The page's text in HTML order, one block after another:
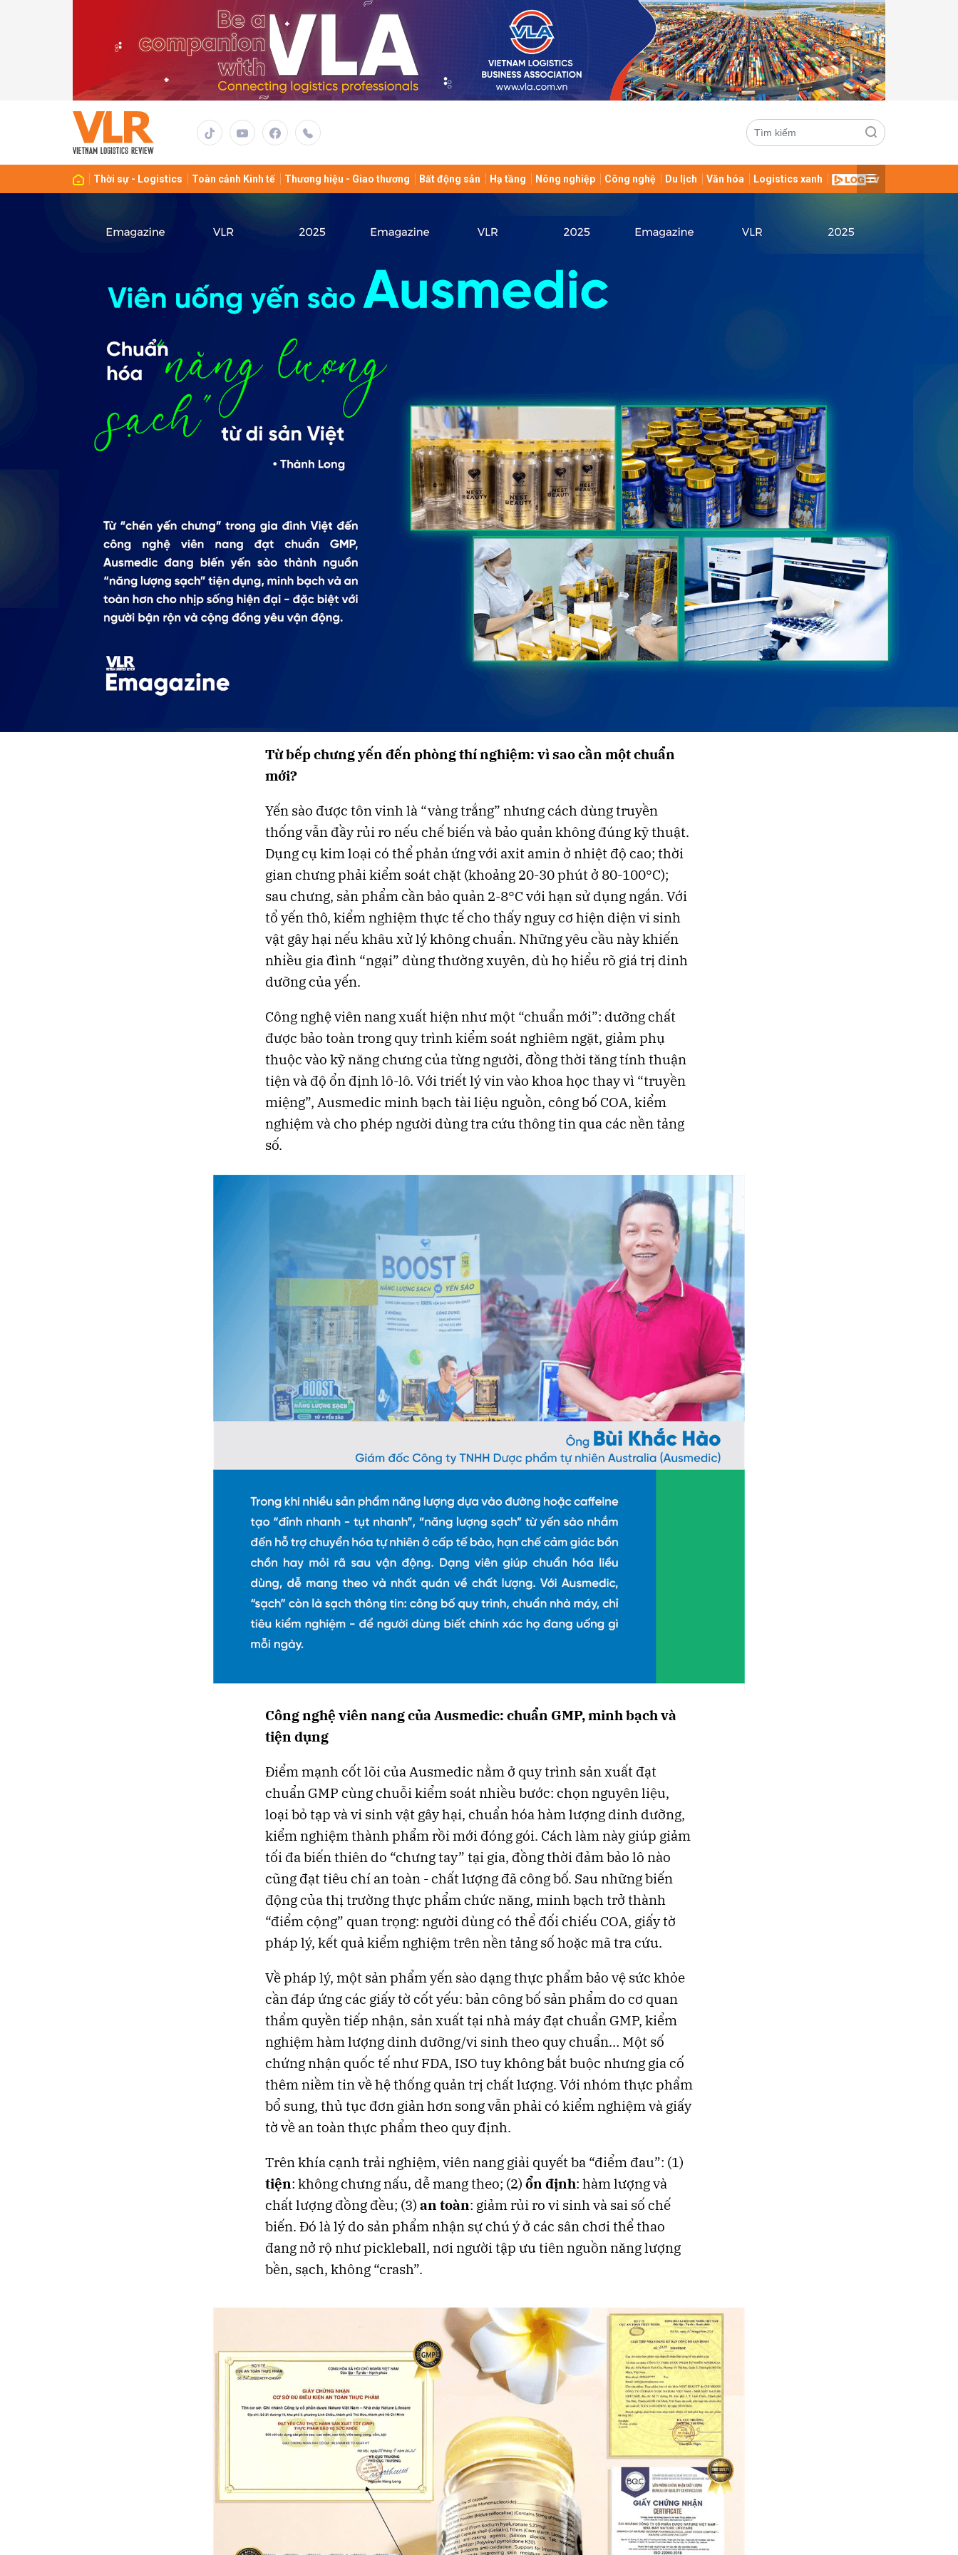
Thời sự - Logistics Toàn cảnh Kinh tế Thương hiệu - Giao thương Bất động sản Hạ tầng Nông nghiệp Công nghệ Du lịch Văn hóa Logistics xanh
Từ bếp chưng yến đến phòng thí nghiệm: vì sao cần một chuẩn
mới?
Yến sào được tôn vinh là “vàng trắng” nhưng cách dùng truyền
thống vẫn đầy rủi ro nếu chế biến và bảo quản không đúng kỹ thuật.
Dụng cụ kim loại có thể phản ứng với axit amin ở nhiệt độ cao; thời
gian chưng phải kiểm soát chặt (khoảng 20-30 phút ở 80-100°C);
sau chưng, sản phẩm cần bảo quản 2-8°C với hạn sử dụng ngắn. Với
tổ yến thô, kiểm nghiệm thực tế cho thấy nguy cơ hiện diện vi sinh
vật gây hại nếu khâu xử lý không chuẩn. Những yêu cầu này khiến
nhiều gia đình “ngại” dùng thường xuyên, dù họ hiểu rõ giá trị dinh
dưỡng của yến.
Công nghệ viên nang xuất hiện như một “chuẩn mới”: dưỡng chất
được bảo toàn trong quy trình kiểm soát nghiêm ngặt, giảm phụ
thuộc vào kỹ năng chưng của từng người, đồng thời tăng tính thuận
tiện và độ ổn định lô-lô. Với triết lý vin vào khoa học thay vì “truyền
miệng”, Ausmedic minh bạch tài liệu nguồn, công bố COA, kiểm
nghiệm và cho phép người dùng tra cứu thông tin qua các nền tảng
số.
Công nghệ viên nang của Ausmedic: chuẩn GMP, minh bạch và
tiện dụng
Điểm mạnh cốt lõi của Ausmedic nằm ở quy trình sản xuất đạt
chuẩn GMP cùng chuỗi kiểm soát nhiều bước: chọn nguyên liệu,
loại bỏ tạp và vi sinh vật gây hại, chuẩn hóa hàm lượng dinh dưỡng,
kiểm nghiệm thành phẩm rồi mới đóng gói. Cách làm này giúp giảm
tối đa biến thiên do “chưng tay” tại gia, đồng thời đảm bảo lô nào
cũng đạt tiêu chí an toàn - chất lượng đã công bố. Sau những biến
động của thị trường thực phẩm chức năng, minh bạch trở thành
“điểm cộng” quan trọng: người dùng có thể đối chiếu COA, giấy tờ
pháp lý, kết quả kiểm nghiệm trên nền tảng số hoặc mã tra cứu.
Về pháp lý, một sản phẩm yến sào dạng thực phẩm bảo vệ sức khỏe
cần đáp ứng các giấy tờ cốt yếu: bản công bố sản phẩm do cơ quan
thẩm quyền tiếp nhận, sản xuất tại nhà máy đạt chuẩn GMP, kiểm
nghiệm hàm lượng dinh dưỡng/vi sinh theo quy chuẩn… Một số
chứng nhận quốc tế như FDA, ISO tuy không bắt buộc nhưng gia cố
thêm niềm tin về hệ thống quản trị chất lượng. Với nhóm thực phẩm
bổ sung, thủ tục đơn giản hơn song vẫn phải có kiểm nghiệm và giấy
tờ về an toàn thực phẩm theo quy định.
Trên khía cạnh trải nghiệm, viên nang giải quyết ba “điểm đau”: (1)
tiện: không chưng nấu, dễ mang theo; (2) ổn định: hàm lượng và
chất lượng đồng đều; (3) an toàn: giảm rủi ro vi sinh và sai số chế
biến. Đó là lý do sản phẩm nhận sự chú ý ở các sân chơi thể thao
đang nở rộ như pickleball, nơi người tập ưu tiên nguồn năng lượng
bền, sạch, không “crash”.
Gửi bình luận